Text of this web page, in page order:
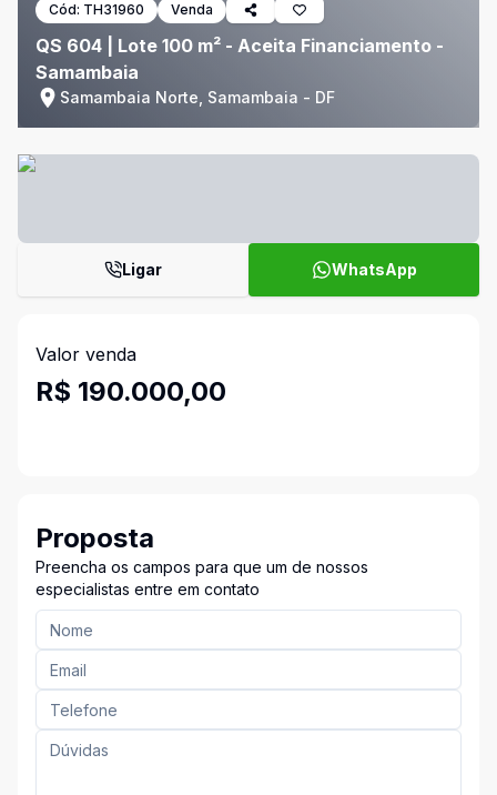
Cód: TH31960 Venda
QS 604 | Lote 100 m² - Aceita Financiamento -
Samambaia
Samambaia Norte, Samambaia - DF
Ligar WhatsApp
Valor venda
R$ 190.000,00
Proposta
Preencha os campos para que um de nossos
especialistas entre em contato